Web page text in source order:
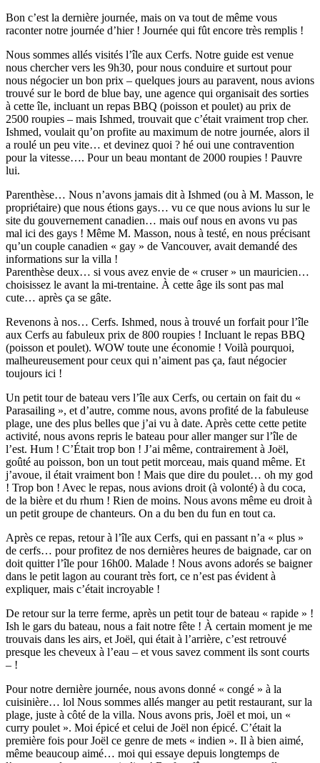
Bon c’est la dernière journée, mais on va tout de même vous
raconter notre journée d’hier ! Journée qui fût encore très remplis !
Nous sommes allés visités l’île aux Cerfs. Notre guide est venue
nous chercher vers les 9h30, pour nous conduire et surtout pour
nous négocier un bon prix – quelques jours au paravent, nous avions
trouvé sur le bord de blue bay, une agence qui organisait des sorties
à cette île, incluant un repas BBQ (poisson et poulet) au prix de
2500 roupies – mais Ishmed, trouvait que c’était vraiment trop cher.
Ishmed, voulait qu’on profite au maximum de notre journée, alors il
a roulé un peu vite… et devinez quoi ? hé oui une contravention
pour la vitesse…. Pour un beau montant de 2000 roupies ! Pauvre
lui.
Parenthèse… Nous n’avons jamais dit à Ishmed (ou à M. Masson, le
propriétaire) que nous étions gays… vu ce que nous avions lu sur le
site du gouvernement canadien… mais ouf nous en avons vu pas
mal ici des gays ! Même M. Masson, nous à testé, en nous précisant
qu’un couple canadien « gay » de Vancouver, avait demandé des
informations sur la villa !
Parenthèse deux… si vous avez envie de « cruser » un mauricien…
choisissez le avant la mi-trentaine. À cette âge ils sont pas mal
cute… après ça se gâte.
Revenons à nos… Cerfs. Ishmed, nous à trouvé un forfait pour l’île
aux Cerfs au fabuleux prix de 800 roupies ! Incluant le repas BBQ
(poisson et poulet). WOW toute une économie ! Voilà pourquoi,
malheureusement pour ceux qui n’aiment pas ça, faut négocier
toujours ici !
Un petit tour de bateau vers l’île aux Cerfs, ou certain on fait du «
Parasailing », et d’autre, comme nous, avons profité de la fabuleuse
plage, une des plus belles que j’ai vu à date. Après cette cette petite
activité, nous avons repris le bateau pour aller manger sur l’île de
l’est. Hum ! C’Était trop bon ! J’ai même, contrairement à Joël,
goûté au poisson, bon un tout petit morceau, mais quand même. Et
j’avoue, il était vraiment bon ! Mais que dire du poulet… oh my god
! Trop bon ! Avec le repas, nous avions droit (à volonté) à du coca,
de la bière et du rhum ! Rien de moins. Nous avons même eu droit à
un petit groupe de chanteurs. On a du ben du fun en tout ca.
Après ce repas, retour à l’île aux Cerfs, qui en passant n’a « plus »
de cerfs… pour profitez de nos dernières heures de baignade, car on
doit quitter l’île pour 16h00. Malade ! Nous avons adorés se baigner
dans le petit lagon au courant très fort, ce n’est pas évident à
expliquer, mais c’était incroyable !
De retour sur la terre ferme, après un petit tour de bateau « rapide » !
Ish le gars du bateau, nous a fait notre fête ! À certain moment je me
trouvais dans les airs, et Joël, qui était à l’arrière, c’est retrouvé
presque les cheveux à l’eau – et vous savez comment ils sont courts
– !
Pour notre dernière journée, nous avons donné « congé » à la
cuisinière… lol Nous sommes allés manger au petit restaurant, sur la
plage, juste à côté de la villa. Nous avons pris, Joël et moi, un «
curry poulet ». Moi épicé et celui de Joël non épicé. C’était la
première fois pour Joël ce genre de mets « indien ». Il à bien aimé,
même beaucoup aimé… moi qui essaye depuis longtemps de